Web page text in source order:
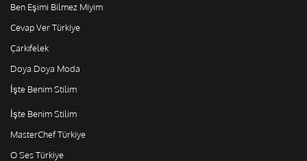
Ben Eşimi Bilmez Miyim
Cevap Ver Türkiye
Çarkıfelek
Doya Doya Moda
İşte Benim Stilim
İşte Benim Stilim
MasterChef Türkiye
O Ses Türkiye